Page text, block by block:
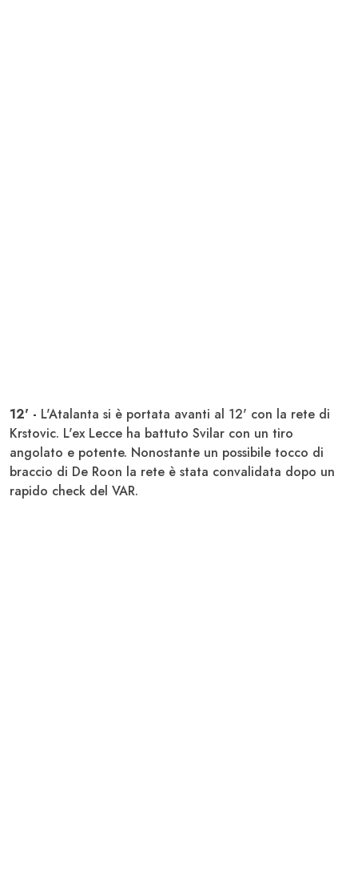
12' - L'Atalanta si è portata avanti al 12' con la rete di
Krstovic. L'ex Lecce ha battuto Svilar con un tiro
angolato e potente. Nonostante un possibile tocco di
braccio di De Roon la rete è stata convalidata dopo un
rapido check del VAR.